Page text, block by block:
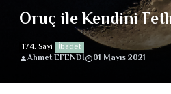
Oruç ile Kendini
174. Sayi İbadet
Ahmet EFENDİ
01 Mayıs 2021